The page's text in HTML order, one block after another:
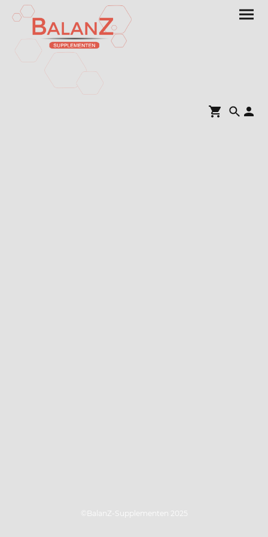
©BalanZ-Supplementen 2025